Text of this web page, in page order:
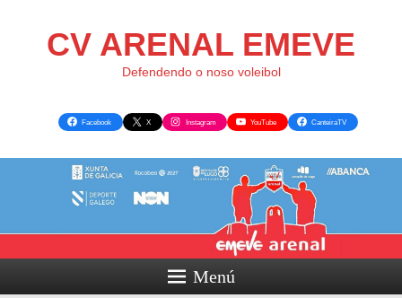
CV ARENAL EMEVE
Defendendo o noso voleibol
Facebook X Instagram YouTube CanteiraTV
Menú